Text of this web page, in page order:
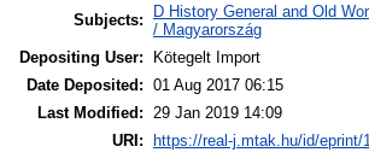
Subjects:
D History General and Old
/ Magyarország
Depositing User:
Kötegelt Import
Date Deposited: 01 Aug 2017 06:15
Last Modified:
29 Jan 2019 14:09
URI: https://real-j.mtak.hu/id/eprint/